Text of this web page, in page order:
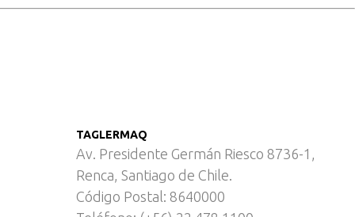
TAGLERMAQ
Av. Presidente Germán Riesco 8736-1,
Renca, Santiago de Chile.
Código Postal: 8640000